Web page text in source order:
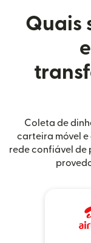
Quais
Coleta de
carteira móvel e
rede confiável de